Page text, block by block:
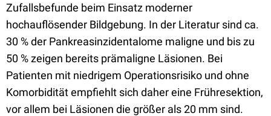
Zufallsbefunde beim Einsatz moderner
hochauflösender Bildgebung. In der Literatur sind ca.
30 % der Pankreasinzidentalome maligne und bis zu
50 % zeigen bereits prämaligne Läsionen. Bei
Patienten mit niedrigem Operationsrisiko und ohne
Komorbidität empfiehlt sich daher eine Frühresektion,
vor allem bei Läsionen die größer als 20 mm sind.